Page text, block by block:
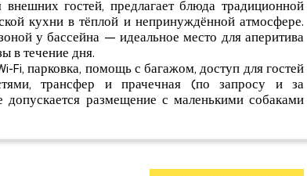
гостей, предлагает блюда традиционной
кухни в тёплой и непринуждённой атмосфере.
у бассейна — идеальное место для аперитива
в течение дня.
Fi, парковка, помощь с багажом, доступ для гостей
трансфер и прачечная (по запросу и за
допускается размещение с маленькими собаками